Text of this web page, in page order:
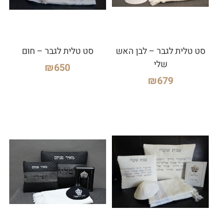
סט טלית לגבר – לבן האש
שלי
₪679
סט טלית לגבר – חום
₪650